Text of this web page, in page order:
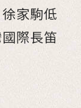
家駒低
際長笛